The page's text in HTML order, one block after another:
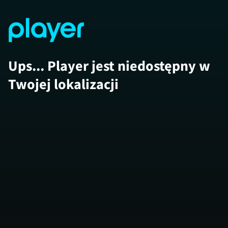
Ups... Player jest niedostępny w
Twojej lokalizacji